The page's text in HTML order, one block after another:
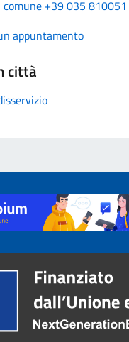
comune +39 035 810051
appuntamento
città